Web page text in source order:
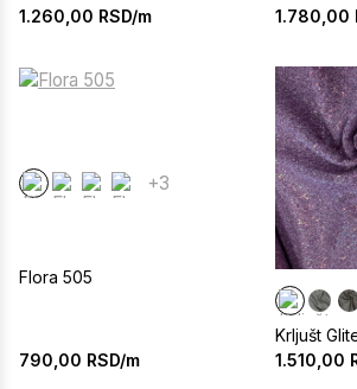
1.260,00 RSD/m 1.780,00
+3
Flora 505
790,00 RSD/m
Krljušt
1.510,00